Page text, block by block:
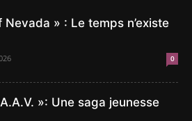
» : Le temps n’existe
0
»: Une saga jeunesse